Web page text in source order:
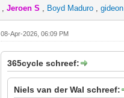
,Jeroen S , Boyd Maduro ,gideon
08-Apr-2026, 06:09 PM
365cycle schreef:
Niels van der Wal schreef: